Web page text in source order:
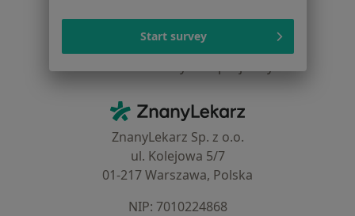
Noa Notes
Baza wiedzy
ZnanyLekarz - Strona główna
ZnanyLekarz Sp. z o.o.
ul. Kolejowa 5/7
01-217 Warszawa, Polska
NIP: ⁠7010224868
Start survey